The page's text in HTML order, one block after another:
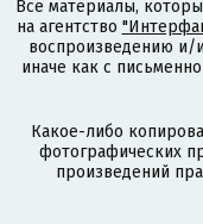
Все материалы,
на агентство
воспроизведению и/
иначе как с
Какое-либо
фотографических
произведений